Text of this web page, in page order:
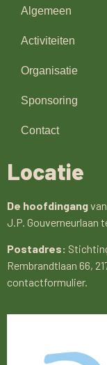
Algemeen
Activiteiten
Organisatie
Sponsoring
Contact
Locatie
De hoofdingang
J.P. Gouverneurlaan
Postadres:
Rembrandtlaan 66,
contactformulier.